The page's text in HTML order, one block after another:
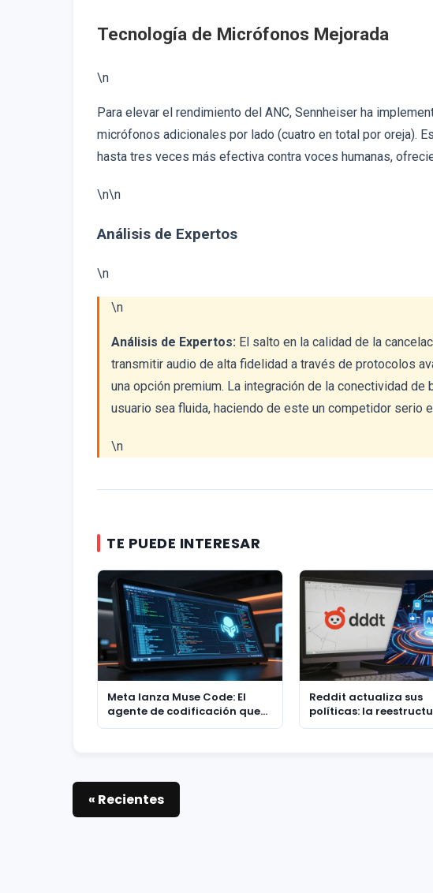
Tecnología de Micrófonos Mejorada
\n
Para elevar el rendimiento del ANC, Sennheiser ha
micrófonos adicionales por lado (cuatro en total por oreja).
hasta tres veces más efectiva contra voces humanas,
\n\n
Análisis de Expertos
\n
\n
Análisis de Expertos: El salto en la calidad de la
transmitir audio de alta fidelidad a través de protocolos
una opción premium. La integración de la conectividad de
usuario sea fluida, haciendo de este un competidor
\n
TE PUEDE INTERESAR
Meta lanza Muse Code: El
agente de codificación que
redefine la IA para
Reddit actualiza sus
políticas: la
de Old Reddit y la
« Recientes